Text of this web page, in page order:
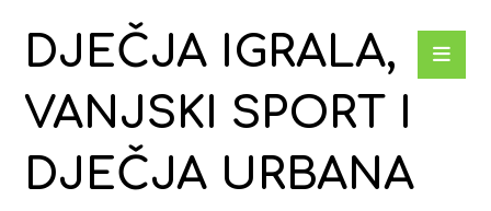
DJEČJA IGRALA,
VANJSKI SPORT I
DJEČJA URBANA